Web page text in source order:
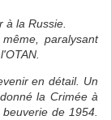
à la Russie.
paralysant
en détail. Un
la Crimée à
de 1954.